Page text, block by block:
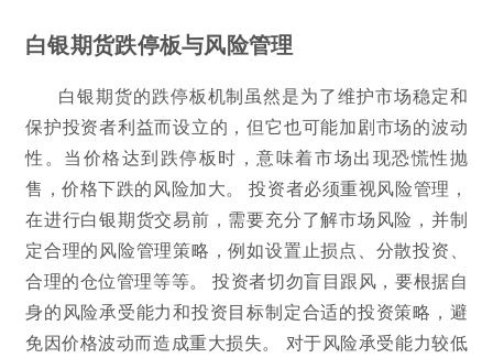
白银期货跌停板与风险管理
白银期货的跌停板机制虽然是为了维护市场稳定和
保护投资者利益而设立的，但它也可能加剧市场的波动
性。当价格达到跌停板时，意味着市场出现恐慌性抛
售，价格下跌的风险加大。 投资者必须重视风险管理，
在进行白银期货交易前，需要充分了解市场风险，并制
定合理的风险管理策略，例如设置止损点、分散投资、
合理的仓位管理等等。 投资者切勿盲目跟风，要根据自
身的风险承受能力和投资目标制定合适的投资策略，避
免因价格波动而造成重大损失。 对于风险承受能力较低